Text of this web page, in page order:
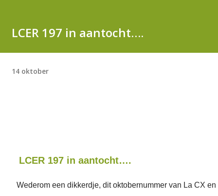
LCER 197 in aantocht….
14 oktober
LCER 197 in aantocht….
Wederom een dikkerdje, dit oktobernummer van La CX